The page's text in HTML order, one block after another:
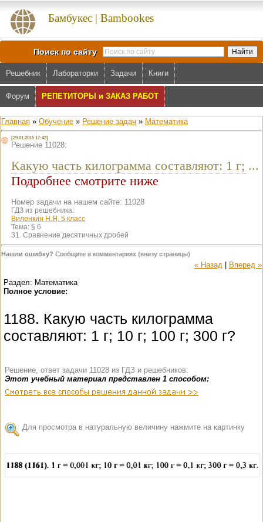
Бамбукес | Bambookes
Поиск по сайту
Решебник Лабораторки Задачи Книги
Форум РЕПЕТИТОРЫ и ЗАКАЗ РАБОТ
Главная » Обучение » Решение задач » Математика
[29.01.2015 17:43]
Решение 11028:
Какую часть килограмма составляют: 1 г; ...
Подробнее смотрите ниже
Номер задачи на нашем сайте: 11028
ГДЗ из решебника:
Виленкин Н.Я, 5 класс
Тема: § 6
31. Сравнение десятичных дробей
Нашли ошибку? Сообщите в комментариях (внизу страницы)
« Назад
Вперед »
Раздел: Математика
Полное условие:
1188. Какую часть килограмма
составляют: 1 г; 10 г; 100 г; 300 г?
Решение, ответ задачи 11028 из ГДЗ и решебников:
Этот учебный материал представлен 1 способом:
Для просмотра в натуральную величину нажмите на картинку